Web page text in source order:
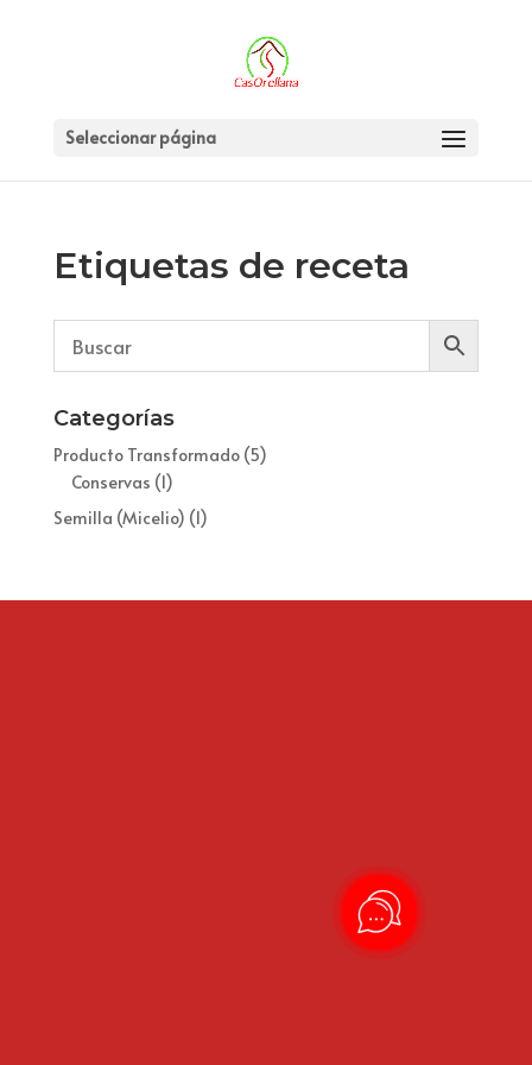
Seleccionar página
Etiquetas de receta
Categorías
Producto Transformado (5)
Conservas (1)
Semilla (Micelio) (1)